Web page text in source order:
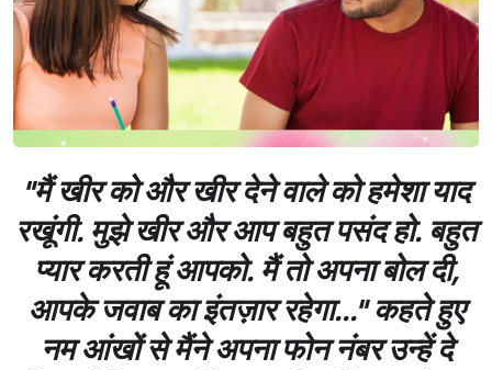
"मैं खीर को और खीर देने वाले को हमेशा याद
रखूंगी. मुझे खीर और आप बहुत पसंद हो. बहुत
प्यार करती हूं आपको. मैं तो अपना बोल दी,
आपके जवाब का इंतज़ार रहेगा..." कहते हुए
नम आंखों से मैंने अपना फोन नंबर उन्हें दे